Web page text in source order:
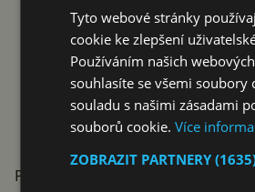
Přemýšlíte nad koupí telefonu
Tyto webové stránky
cookie ke zlepšení
Používáním našich
souhlasíte se všemi soubory
souladu s našimi zásadami
souborů cookie.Více
ZOBRAZIT PARTNERY